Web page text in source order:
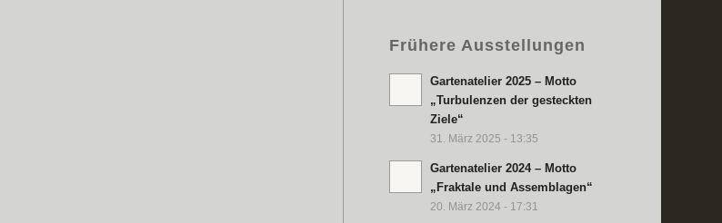
Frühere Ausstellungen
Gartenatelier 2025 – Motto
„Turbulenzen der gesteckten
Ziele“
31. März 2025 - 13:35
Gartenatelier 2024 – Motto
„Fraktale und Assemblagen“
20. März 2024 - 17:31